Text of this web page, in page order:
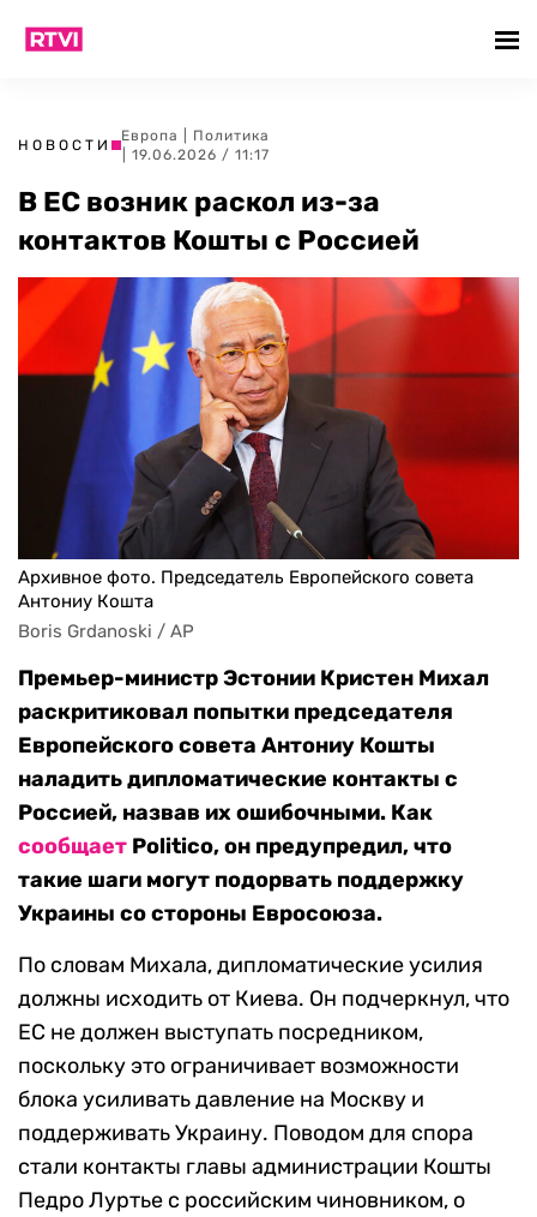
НОВОСТИ
Европа
Политика
| 19.06.2026 / 11:17
В ЕС возник раскол из-за
контактов Кошты с Россией
Архивное фото. Председатель Европейского совета
Антониу Кошта
Boris Grdanoski / AP
Премьер-министр Эстонии Кристен Михал
раскритиковал попытки председателя
Европейского совета Антониу Кошты
наладить дипломатические контакты с
Россией, назвав их ошибочными. Как
сообщает Politico, он предупредил, что
такие шаги могут подорвать поддержку
Украины со стороны Евросоюза.
По словам Михала, дипломатические усилия
должны исходить от Киева. Он подчеркнул, что
ЕС не должен выступать посредником,
поскольку это ограничивает возможности
блока усиливать давление на Москву и
поддерживать Украину. Поводом для спора
стали контакты главы администрации Кошты
Педро Луртье с российским чиновником, о